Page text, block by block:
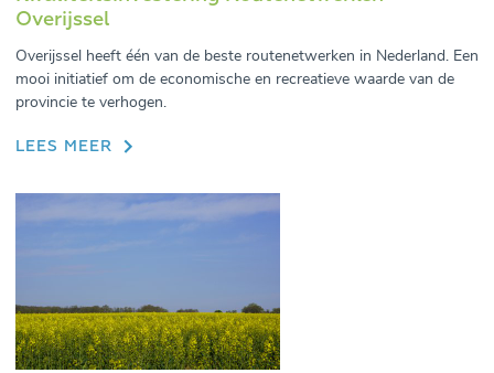
Overijssel
Overijssel heeft één van de beste routenetwerken in Nederland. Een
mooi initiatief om de economische en recreatieve waarde van de
provincie te verhogen.
LEES MEER